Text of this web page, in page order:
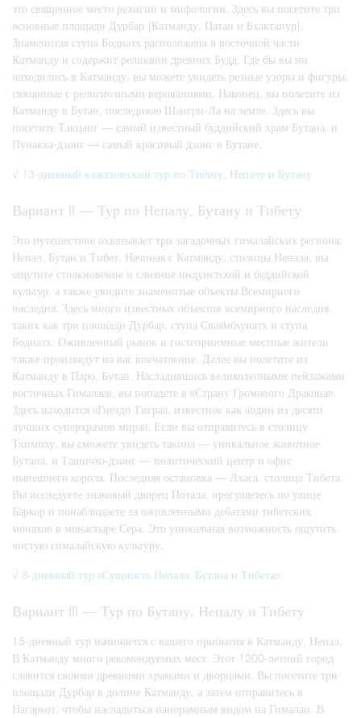
это священное место религии и мифологии. Здесь вы посетите три
основные площади Дурбар (Катманду, Патан и Бхактапур).
Знаменитая ступа Боднатх расположена в восточной части
Катманду и содержит реликвии древних Будд. Где бы вы ни
находились в Катманду, вы можете увидеть резные узоры и фигуры,
связанные с религиозными верованиями. Наконец, вы полетите из
Катманду в Бутан, последнюю Шангри-Ла на земле. Здесь вы
посетите Такцанг — самый известный буддийский храм Бутана, и
Пунакха-дзонг — самый красивый дзонг в Бутане.
√ 13-дневный классический тур по Тибету, Непалу и Бутану
Вариант II — Тур по Непалу, Бутану и Тибету
Это путешествие охватывает три загадочных гималайских региона:
Непал, Бутан и Тибет. Начиная с Катманду, столицы Непала, вы
ощутите столкновение и слияние индуистской и буддийской
культур, а также увидите знаменитые объекты Всемирного
наследия. Здесь много известных объектов всемирного наследия,
таких как три площади Дурбар, ступа Сваямбхунатх и ступа
Боднатх. Оживленный рынок и гостеприимные местные жители
также произведут на вас впечатление. Далее вы полетите из
Катманду в Паро, Бутан. Насладившись великолепными пейзажами
восточных Гималаев, вы попадете в «Страну Громового Дракона».
Здесь находится «Гнездо Тигра», известное как «один из десяти
лучших суперхрамов мира». Если вы отправитесь в столицу
Тхимпху, вы сможете увидеть такина — уникальное животное
Бутана, и Ташичхо-дзонг — политический центр и офис
нынешнего короля. Последняя остановка — Лхаса, столица Тибета.
Вы исследуете знаковый дворец Потала, прогуляетесь по улице
Баркор и понаблюдаете за оживленными дебатами тибетских
монахов в монастыре Сера. Это уникальная возможность ощутить
чистую гималайскую культуру.
√ 8-дневный тур «Сущность Непала, Бутана и Тибета»
Вариант III — Тур по Бутану, Непалу и Тибету
15-дневный тур начинается с вашего прибытия в Катманду, Непал.
В Катманду много рекомендуемых мест. Этот 1200-летний город
славится своими древними храмами и дворцами. Вы посетите три
площади Дурбар в долине Катманду, а затем отправитесь в
Нагаркот, чтобы насладиться панорамным видом на Гималаи. В